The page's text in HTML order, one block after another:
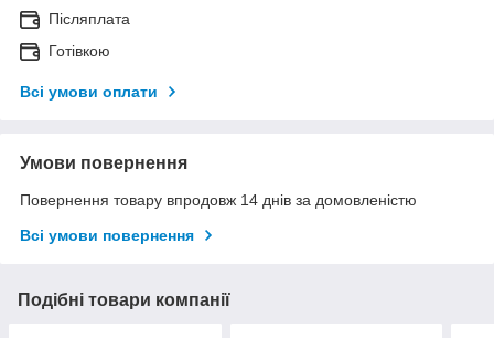
Післяплата
Готівкою
Всі умови оплати
Умови повернення
Повернення товару впродовж 14 днів за домовленістю
Всі умови повернення
Подібні товари компанії